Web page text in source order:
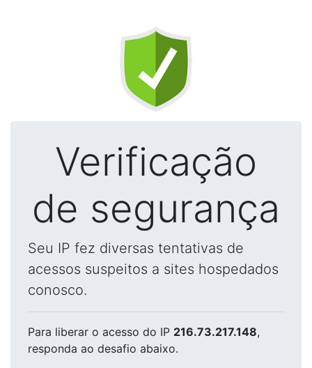
Verificação
de segurança
Seu IP fez diversas tentativas de
acessos suspeitos a sites hospedados
conosco.
Para liberar o acesso do IP 216.73.217.148,
responda ao desafio abaixo.